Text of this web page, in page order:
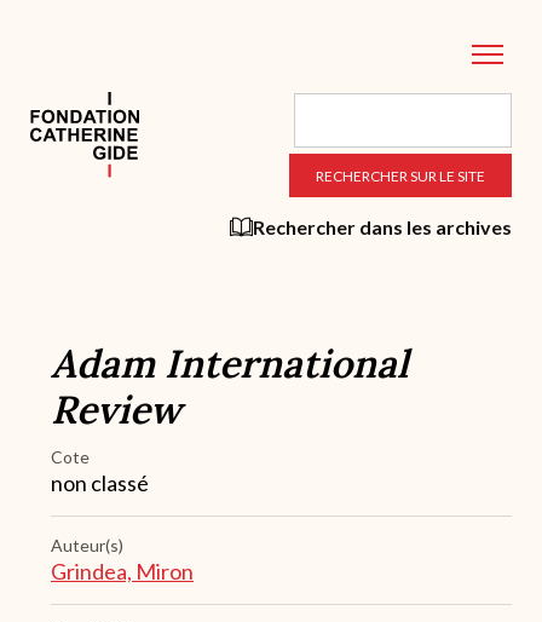
principal
Rechercher dans les archives
Adam International
Review
Cote
non classé
Auteur(s)
Grindea, Miron